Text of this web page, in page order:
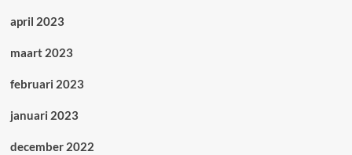
april 2023
maart 2023
februari 2023
januari 2023
december 2022